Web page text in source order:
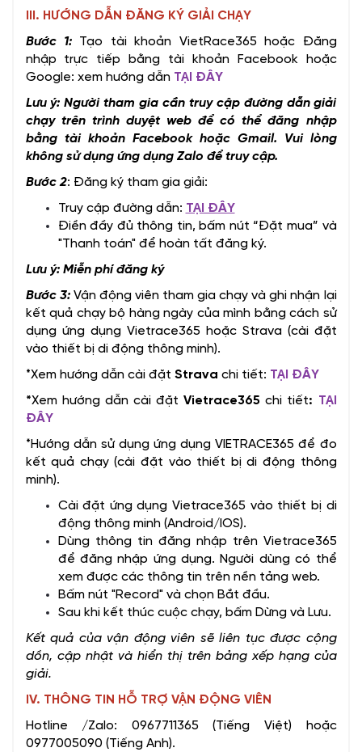
III. HƯỚNG DẪN ĐĂNG KÝ GIẢI CHẠY
Bước 1: Tạo tài khoản VietRace365 hoặc Đăng
nhập trực tiếp bằng tài khoản Facebook hoặc
Google: xem hướng dẫn TẠI ĐÂY
Lưu ý: Người tham gia cần truy cập đường dẫn giải
chạy trên trình duyệt web để có thể đăng nhập
bằng tài khoản Facebook hoặc Gmail. Vui lòng
không sử dụng ứng dụng Zalo để truy cập.
Bước 2: Đăng ký tham gia giải:
Truy cập đường dẫn: TẠI ĐÂY
Điền đầy đủ thông tin, bấm nút “Đặt mua” và
"Thanh toán" để hoàn tất đăng ký.
Lưu ý: Miễn phí đăng ký
Bước 3:Vận động viên tham gia chạy và ghi nhận lại
kết quả chạy bộ hàng ngày của mình bằng cách sử
dụng ứng dụng Vietrace365 hoặc Strava (cài đặt
vào thiết bị di động thông minh).
*Xem hướng dẫn cài đặt Strava chi tiết: TẠI ĐÂY
*Xem hướng dẫn cài đặtVietrace365 chi tiết: TẠI
ĐÂY
*Hướng dẫn sử dụng ứng dụng VIETRACE365 để đo
kết quả chạy (cài đặt vào thiết bị di động thông
minh).
Cài đặt ứng dụng Vietrace365 vào thiết bị di
động thông minh (Android/IOS).
Dùng thông tin đăng nhập trên Vietrace365
để đăng nhập ứng dụng. Người dùng có thể
xem được các thông tin trên nền tảng web.
Bấm nút "Record" và chọn Bắt đầu.
Sau khi kết thúc cuộc chạy, bấm Dừng và Lưu.
Kết quả của vận động viên sẽ liên tục được cộng
dồn, cập nhật và hiển thị trên bảng xếp hạng của
giải.
IV. THÔNG TIN HỖ TRỢ VẬN ĐỘNG VIÊN
Hotline /Zalo: 0967711365 (Tiếng Việt) hoặc
0977005090 (Tiếng Anh).